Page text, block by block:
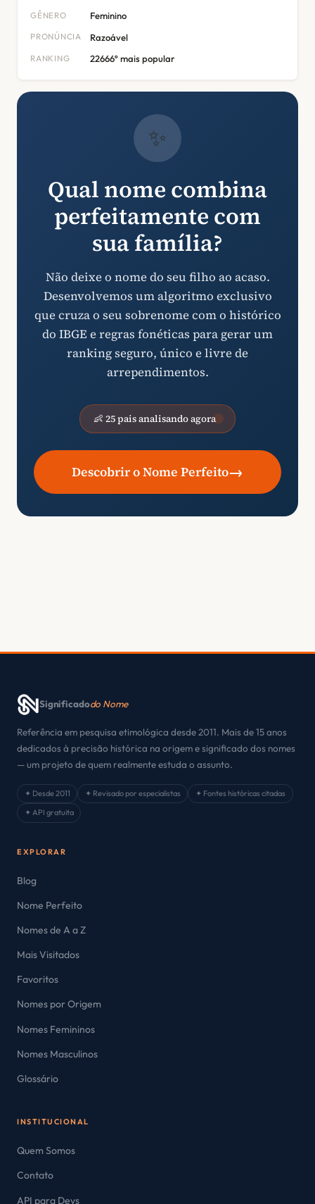
GÊNERO Feminino
PRONÚNCIA Razoável
RANKING 22666º mais popular
✨
Qual nome combina
perfeitamente com
sua família?
Não deixe o nome do seu filho ao acaso.
Desenvolvemos um algoritmo exclusivo
que cruza o seu sobrenome com o histórico
do IBGE e regras fonéticas para gerar um
ranking seguro, único e livre de
arrependimentos.
👶 25 pais analisando agora
Descobrir o Nome Perfeito→
Significadodo Nome
Referência em pesquisa etimológica desde 2011. Mais de 15 anos
dedicados à precisão histórica na origem e significado dos nomes
— um projeto de quem realmente estuda o assunto.
✦ Desde 2011 ✦ Revisado por especialistas
✦ Fontes históricas citadas
✦ API gratuita
EXPLORAR
Blog
Nome Perfeito
Nomes de A a Z
Mais Visitados
Favoritos
Nomes por Origem
Nomes Femininos
Nomes Masculinos
Glossário
INSTITUCIONAL
Quem Somos
Contato
API para Devs